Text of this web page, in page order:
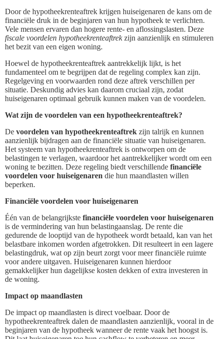
Door de hypotheekrenteaftrek krijgen huiseigenaren de kans om de
financiële druk in de beginjaren van hun hypotheek te verlichten.
Vele mensen ervaren dan hogere rente- en aflossingslasten. Deze
fiscale voordelen hypotheekrenteaftrekzijn aanzienlijk en stimuleren
het bezit van een eigen woning.
Hoewel de hypotheekrenteaftrek aantrekkelijk lijkt, is het
fundamenteel om te begrijpen dat de regeling complex kan zijn.
Regelgeving en voorwaarden rond deze aftrek verschillen per
situatie. Deskundig advies kan daarom cruciaal zijn, zodat
huiseigenaren optimaal gebruik kunnen maken van de voordelen.
Wat zijn de voordelen van een hypotheekrenteaftrek?
De voordelen van hypotheekrenteaftrek zijn talrijk en kunnen
aanzienlijk bijdragen aan de financiële situatie van huiseigenaren.
Het systeem van hypotheekrenteaftrek is ontworpen om de
belastingen te verlagen, waardoor het aantrekkelijker wordt om een
woning te bezitten. Deze regeling biedt verschillende financiële
voordelen voor huiseigenaren die hun maandlasten willen
beperken.
Financiële voordelen voor huiseigenaren
Één van de belangrijkste financiële voordelen voor huiseigenaren
is de vermindering van hun belastingaanslag. De rente die
gedurende de looptijd van de hypotheek wordt betaald, kan van het
belastbare inkomen worden afgetrokken. Dit resulteert in een lagere
belastingdruk, wat op zijn beurt zorgt voor meer financiële ruimte
voor andere uitgaven. Huiseigenaren kunnen hierdoor
gemakkelijker hun dagelijkse kosten dekken of extra investeren in
de woning.
Impact op maandlasten
De impact op maandlasten is direct voelbaar. Door de
hypotheekrenteaftrek dalen de maandlasten aanzienlijk, vooral in de
beginjaren van de hypotheek wanneer de rente vaak het hoogst is.